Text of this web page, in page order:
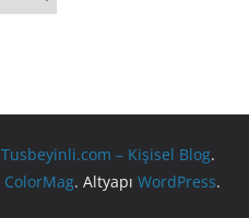
Tusbeyinli.com – Kişisel Blog.
ColorMag. Altyapı WordPress.